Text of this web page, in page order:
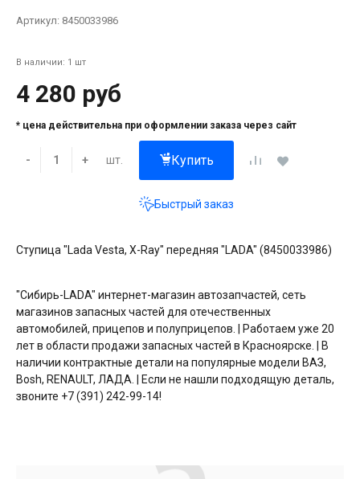
Артикул: 8450033986
В наличии: 1 шт
4 280 руб
* цена действительна при оформлении заказа через сайт
- + шт. Купить
Быстрый заказ
Ступица "Lada Vesta, X-Ray" передняя "LADA" (8450033986)
"Сибирь-LADA" интернет-магазин автозапчастей, сеть
магазинов запасных частей для отечественных
автомобилей, прицепов и полуприцепов. | Работаем уже 20
лет в области продажи запасных частей в Красноярске. | В
наличии контрактные детали на популярные модели ВАЗ,
Bosh, RENAULT, ЛАДА. | Если не нашли подходящую деталь,
звоните +7 (391) 242-99-14!